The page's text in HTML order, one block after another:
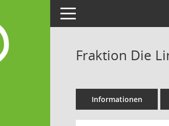
Toggle navigation
Fraktion Die
Informationen